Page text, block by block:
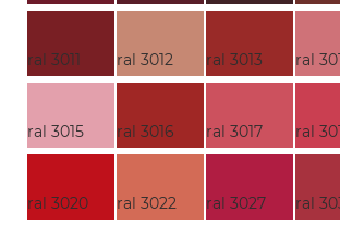
ral 3011 ral 3012 ral 3013 ral
ral 3015 ral 3016 ral 3017 ral
ral 3020 ral 3022 ral 3027 ral